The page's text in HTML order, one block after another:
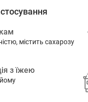
містить сахарозу
з їжею